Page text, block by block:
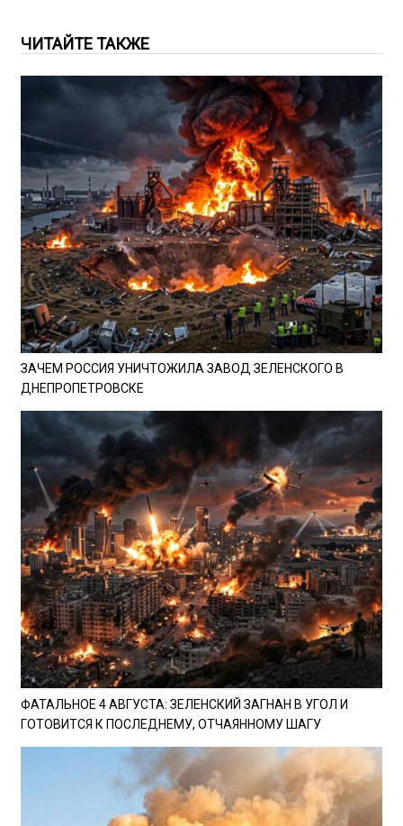
ЧИТАЙТЕ ТАКЖЕ
ЗАЧЕМ РОССИЯ УНИЧТОЖИЛА ЗАВОД ЗЕЛЕНСКОГО В
ДНЕПРОПЕТРОВСКЕ
ФАТАЛЬНОЕ 4 АВГУСТА: ЗЕЛЕНСКИЙ ЗАГНАН В УГОЛ И
ГОТОВИТСЯ К ПОСЛЕДНЕМУ, ОТЧАЯННОМУ ШАГУ